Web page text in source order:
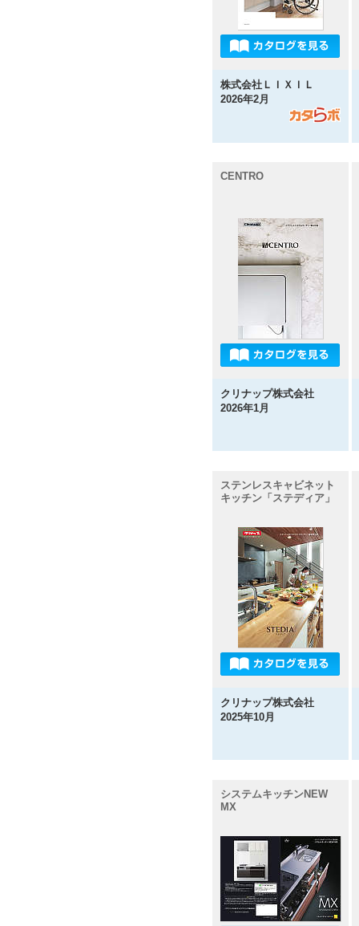
株式会社ＬＩＸＩＬ
2026年2月
CENTRO
クリナップ株式会社
2026年1月
ステンレスキャビネット
キッチン「ステディア」
クリナップ株式会社
2025年10月
システムキッチンNEW
MX